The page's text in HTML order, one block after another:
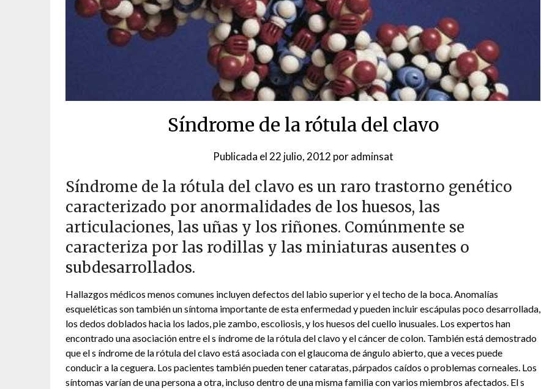
Síndrome de la rótula del clavo
Publicada el22 julio, 2012 poradminsat
Síndrome de la rótula del clavo es un raro trastorno genético
caracterizado por anormalidades de los huesos, las
articulaciones, las uñas y los riñones. Comúnmente se
caracteriza por las rodillas y las miniaturas ausentes o
subdesarrollados.
Hallazgos médicos menos comunes incluyen defectos del labio superior y el techo de la boca. Anomalías
esqueléticas son también un síntoma importante de esta enfermedad y pueden incluir escápulas poco desarrollada,
los dedos doblados hacia los lados, pie zambo, escoliosis, y los huesos del cuello inusuales. Los expertos han
encontrado una asociación entre el s índrome de la rótula del clavo y el cáncer de colon. También está demostrado
que el s índrome de la rótula del clavo está asociada con el glaucoma de ángulo abierto, que a veces puede
conducir a la ceguera. Los pacientes también pueden tener cataratas, párpados caídos o problemas corneales. Los
síntomas varían de una persona a otra, incluso dentro de una misma familia con varios miembros afectados. El s